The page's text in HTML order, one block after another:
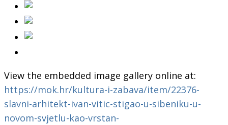
View the embedded image gallery online at:
https://mok.hr/kultura-i-zabava/item/22376-
slavni-arhitekt-ivan-vitic-stigao-u-sibeniku-u-
novom-svjetlu-kao-vrstan-